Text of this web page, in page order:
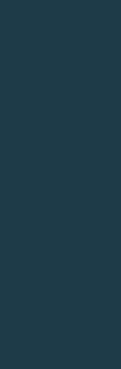
aber Ihre
Tradition
die
einer
Aber Ihr
tiefer
des
zu
Sie
sehr
Sie auf Ihr
eine Weise